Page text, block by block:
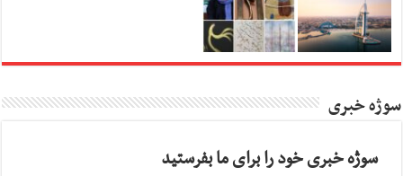
سوژه خبری
سوژه خبری خود را برای ما بفرستید